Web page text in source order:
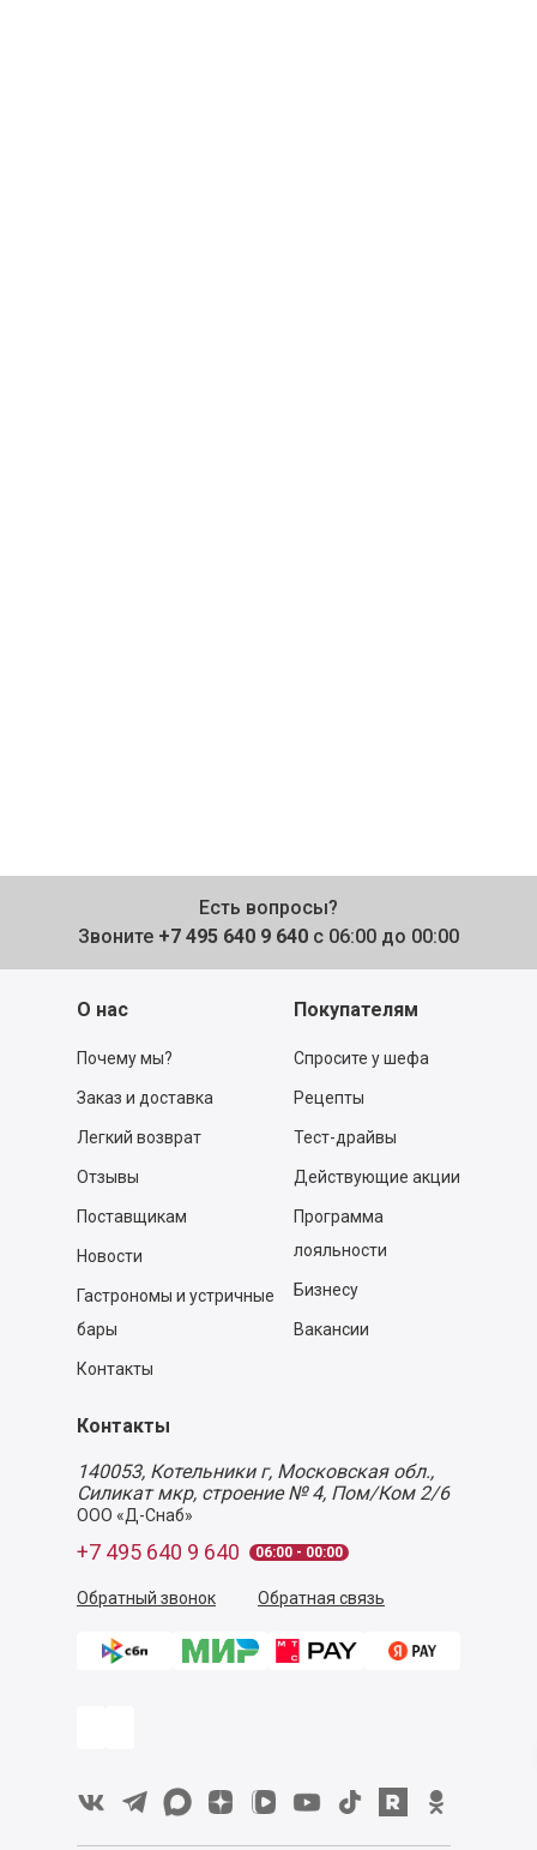
Есть вопросы?
Звоните +7 495 640 9 640 с 06:00 до 00:00
О нас
Почему мы?
Заказ и доставка
Легкий возврат
Отзывы
Поставщикам
Новости
Гастрономы и устричные
бары
Контакты
Покупателям
Спросите у шефа
Рецепты
Тест-драйвы
Действующие акции
Программа
лояльности
Бизнесу
Вакансии
Контакты
140053, Котельники г, Московская обл.,
Силикат мкр, строение № 4, Пом/Ком 2/6
ООО «Д-Снаб»
+7 495 640 9 640 06:00 - 00:00
Обратный звонок Обратная связь